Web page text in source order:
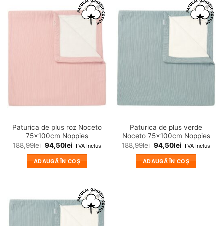
❤
Paturica de plus roz Noceto
75x100cm Noppies
188,99lei 94,50lei TVA Inclus
ADAUGĂ ÎN COȘ
❤
Paturica de plus verde
Noceto 75x100cm Noppies
188,99lei 94,50lei TVA Inclus
ADAUGĂ ÎN COȘ
❤